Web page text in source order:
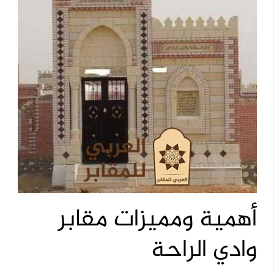
أهمية ومميزات مقابر
وادي الراحة